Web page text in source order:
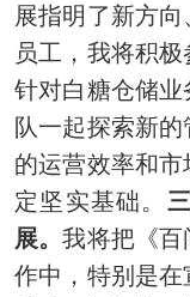
展指明了新方
员工，我将积
针对白糖仓储
队一起探索新
的运营效率和
定坚实基础。
展。我将把《
作中，特别是